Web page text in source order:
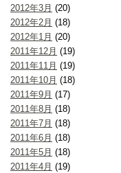
2012年3月 (20)
2012年2月 (18)
2012年1月 (20)
2011年12月 (19)
2011年11月 (19)
2011年10月 (18)
2011年9月 (17)
2011年8月 (18)
2011年7月 (18)
2011年6月 (18)
2011年5月 (18)
2011年4月 (19)